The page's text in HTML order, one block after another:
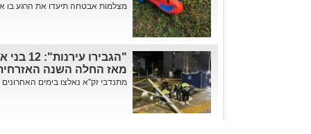
מצלמות אבטחה תיעדו את הרגע בו
"הגבירו
מאז החלה השנה
מתנדבי זק"א נאלצו בימים